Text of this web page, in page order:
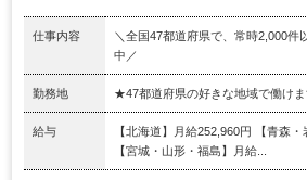
仕事内容
＼全国47都道府県で、常時2,000件
中／
勤務地 ★47都道府県の好きな地域で働け
給与
【北海道】月給252,960円 【青森
【宮城・山形・福島】月給...